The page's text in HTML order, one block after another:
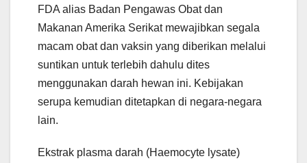
FDA alias Badan Pengawas Obat dan
Makanan Amerika Serikat mewajibkan segala
macam obat dan vaksin yang diberikan melalui
suntikan untuk terlebih dahulu dites
menggunakan darah hewan ini. Kebijakan
serupa kemudian ditetapkan di negara-negara
lain.
Ekstrak plasma darah (Haemocyte lysate)